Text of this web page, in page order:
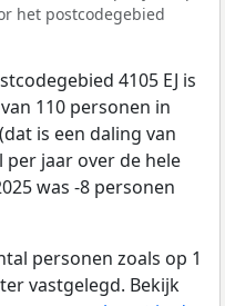
het postcodegebied
4105 EJ is
110 personen in
is een daling van
per jaar over de hele
was -8 personen
personen zoals op 1
vastgelegd. Bekijk